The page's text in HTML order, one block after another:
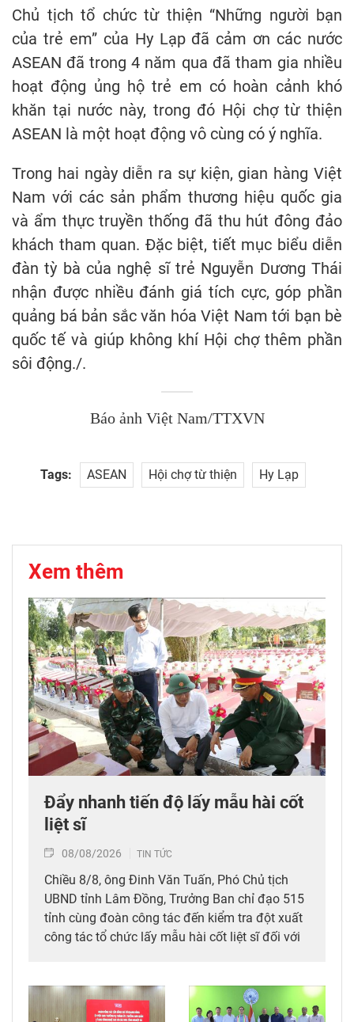
Chủ tịch tổ chức từ thiện “Những người bạn
của trẻ em” của Hy Lạp đã cảm ơn các nước
ASEAN đã trong 4 năm qua đã tham gia nhiều
hoạt động ủng hộ trẻ em có hoàn cảnh khó
khăn tại nước này, trong đó Hội chợ từ thiện
ASEAN là một hoạt động vô cùng có ý nghĩa.
Trong hai ngày diễn ra sự kiện, gian hàng Việt
Nam với các sản phẩm thương hiệu quốc gia
và ẩm thực truyền thống đã thu hút đông đảo
khách tham quan. Đặc biệt, tiết mục biểu diễn
đàn tỳ bà của nghệ sĩ trẻ Nguyễn Dương Thái
nhận được nhiều đánh giá tích cực, góp phần
quảng bá bản sắc văn hóa Việt Nam tới bạn bè
quốc tế và giúp không khí Hội chợ thêm phần
sôi động./.
Báo ảnh Việt Nam/TTXVN
Tags: ASEAN Hội chợ từ thiện Hy Lạp
Xem thêm
Đẩy nhanh tiến độ lấy mẫu hài cốt
liệt sĩ
08/08/2026 TIN TỨC
Chiều 8/8, ông Đinh Văn Tuấn, Phó Chủ tịch
UBND tỉnh Lâm Đồng, Trưởng Ban chỉ đạo 515
tỉnh cùng đoàn công tác đến kiểm tra đột xuất
công tác tổ chức lấy mẫu hài cốt liệt sĩ đối với
thời tặng quà cho cán bộ, chiến sĩ tham gia
công tác lấy mẫu tại đây.